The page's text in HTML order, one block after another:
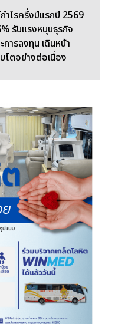
ำไรครึ่งปีแรกปี 2569
รับแรงหนุนธุรกิจ
ารลงทุน เดินหน้า
โตอย่างต่อเนื่อง